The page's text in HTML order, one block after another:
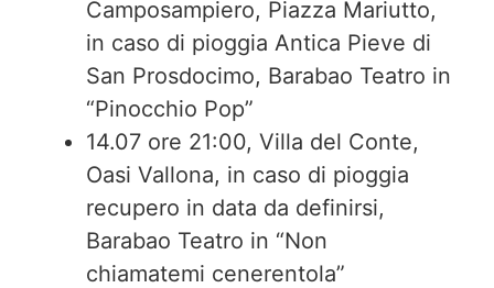
Camposampiero, Piazza Mariutto,
in caso di pioggia Antica Pieve di
San Prosdocimo, Barabao Teatro in
“Pinocchio Pop”
14.07 ore 21:00, Villa del Conte,
Oasi Vallona, in caso di pioggia
recupero in data da definirsi,
Barabao Teatro in “Non
chiamatemi cenerentola”